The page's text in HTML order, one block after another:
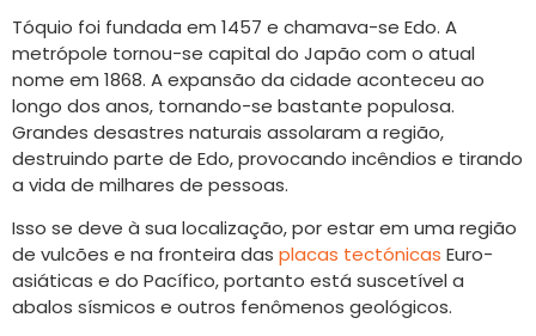
Tóquio foi fundada em 1457 e chamava-se Edo. A
metrópole tornou-se capital do Japão com o atual
nome em 1868. A expansão da cidade aconteceu ao
longo dos anos, tornando-se bastante populosa.
Grandes desastres naturais assolaram a região,
destruindo parte de Edo, provocando incêndios e tirando
a vida de milhares de pessoas.
Isso se deve à sua localização, por estar em uma região
de vulcões e na fronteira das placas tectónicas Euro-
asiáticas e do Pacífico, portanto está suscetível a
abalos sísmicos e outros fenômenos geológicos.